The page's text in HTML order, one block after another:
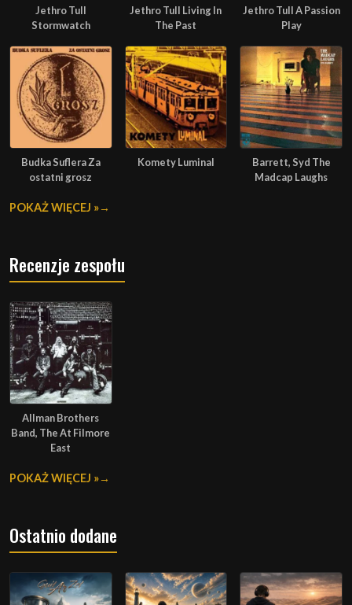
Jethro Tull
Stormwatch
Jethro Tull Living In
The Past
Jethro Tull A Passion
Play
Budka Suflera Za
ostatni grosz
Komety Luminal
Barrett, Syd The
Madcap Laughs
POKAŻ WIĘCEJ »
Recenzje zespołu
Allman Brothers
Band, The At Filmore
East
POKAŻ WIĘCEJ »
Ostatnio dodane